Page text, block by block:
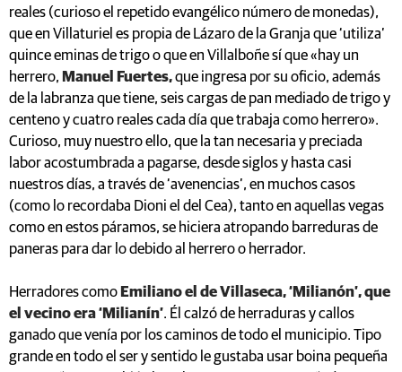
reales (curioso el repetido evangélico número de monedas),
que en Villaturiel es propia de Lázaro de la Granja que ‘utiliza’
quince eminas de trigo o que en Villalboñe sí que «hay un
herrero, Manuel Fuertes,que ingresa por su oficio, además
de la labranza que tiene, seis cargas de pan mediado de trigo y
centeno y cuatro reales cada día que trabaja como herrero».
Curioso, muy nuestro ello, que la tan necesaria y preciada
labor acostumbrada a pagarse, desde siglos y hasta casi
nuestros días, a través de ‘avenencias’, en muchos casos
(como lo recordaba Dioni el del Cea), tanto en aquellas vegas
como en estos páramos, se hiciera atropando barreduras de
paneras para dar lo debido al herrero o herrador.
Herradores como Emiliano el de Villaseca, ‘Milianón’, que
el vecino era ‘Milianín’. Él calzó de herraduras y callos
ganado que venía por los caminos de todo el municipio. Tipo
grande en todo el ser y sentido le gustaba usar boina pequeña